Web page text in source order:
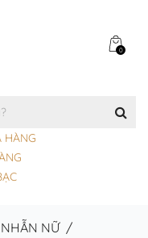
0
HÀNG
NHẪN NỮ/